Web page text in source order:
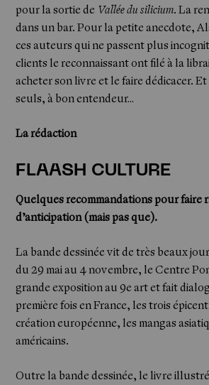
pour la sortie de Vallée du silicium. La
dans un bar. Pour la petite anecdote,
ces auteurs qui ne passent plus
clients le reconnaissant ont filé à la
acheter son livre et le faire dédicacer.
seuls, à bon entendeur…
La rédaction
FLAASH CULTURE
Quelques recommandations pour faire
d’anticipation (mais pas que).
La bande dessinée vit de très beaux
du 29 mai au 4 novembre, le Centre
grande exposition au 9e art et fait
première fois en France, les trois
création européenne, les mangas
américains.
Outre la bande dessinée, le livre